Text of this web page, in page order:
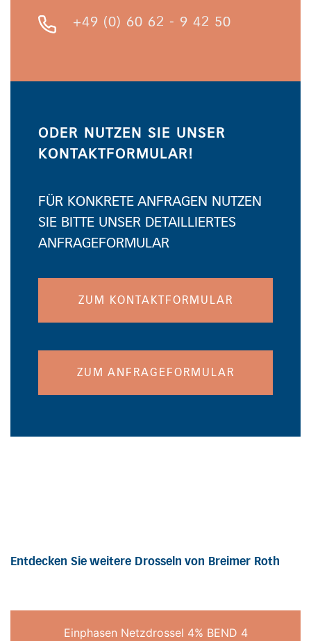
+49 (0) 60 62 - 9 42 50
ODER NUTZEN SIE UNSER
KONTAKTFORMULAR!
FÜR KONKRETE ANFRAGEN NUTZEN
SIE BITTE UNSER DETAILLIERTES
ANFRAGEFORMULAR
ZUM KONTAKTFORMULAR
ZUM ANFRAGEFORMULAR
Entdecken Sie weitere Drosseln von Breimer Roth
Einphasen Netzdrossel 4% BEND 4